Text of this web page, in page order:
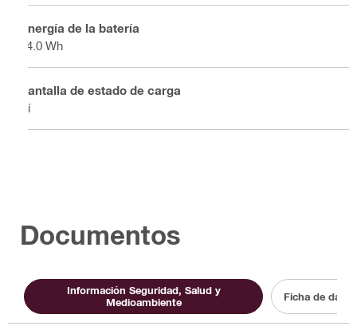
Energía de la batería
54.0 Wh
Pantalla de estado de carga
Sí
Documentos
Información Seguridad, Salud y
Medioambiente
Ficha de